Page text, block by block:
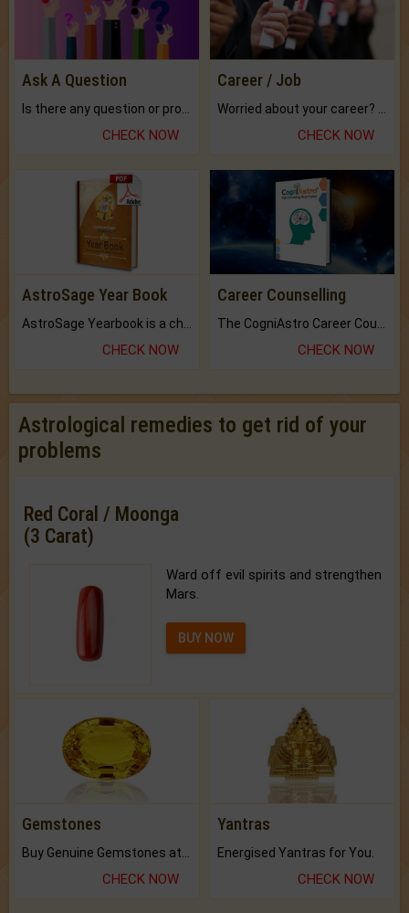
Ask A Question
CHECK NOW
Career / Job
CHECK NOW
AstroSage Year Book
CHECK NOW
Career Counselling
CHECK NOW
Astrological remedies to get rid of your
problems
Red Coral / Moonga
(3 Carat)
Ward off evil spirits and strengthen
Mars.
BUY NOW
Gemstones
CHECK NOW
Yantras
Energised Yantras for You.
CHECK NOW